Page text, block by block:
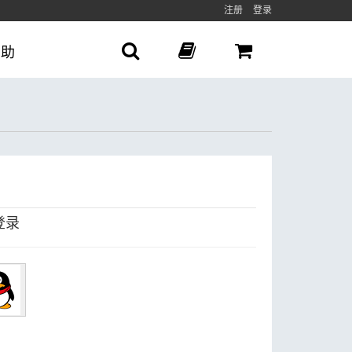
注册 登录
录